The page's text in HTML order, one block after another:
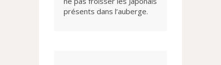
présents dans l’auberge.